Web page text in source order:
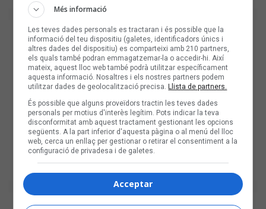
Més informació
Les teves dades personals es tractaran i és possible que la
informació del teu dispositiu (galetes, identificadors únics i
altres dades del dispositiu) es comparteixi amb 210 partners,
els quals també podran emmagatzemar-la o accedir-hi. Així
mateix, aquest lloc web també podrà utilitzar específicament
aquesta informació. Nosaltres i els nostres partners podem
utilitzar dades de geolocalització precisa.Llista de partners.
És possible que alguns proveïdors tractin les teves dades
personals per motius d'interès legítim. Pots indicar la teva
disconformitat amb aquest tractament gestionant les opcions
següents. A la part inferior d'aquesta pàgina o al menú del lloc
web, cerca un enllaç per gestionar o retirar el consentiment a la
configuració de privadesa i de galetes.
Acceptar